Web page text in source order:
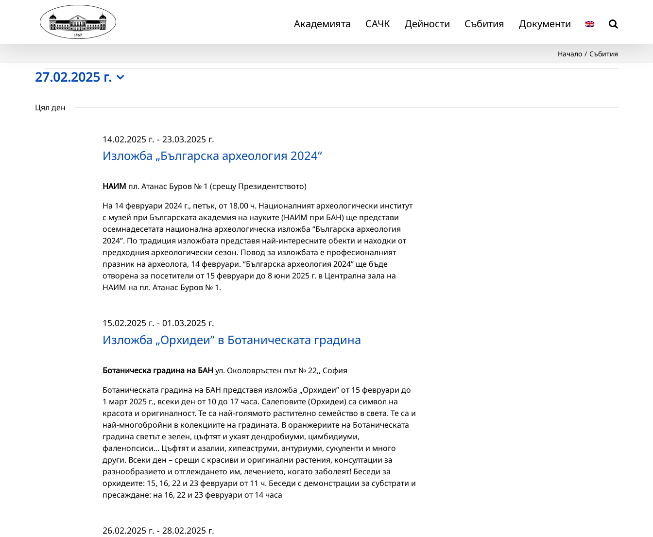
Академията САЧК Дейности Събития Документи
Начало Събития
Събития
for
27.02.2025 г.
date.
Цял ден
Изложба „Българска археология 2024“
14.02.2025 г. - 23.03.2025 г.
НАИМ пл. Атанас Буров № 1 (срещу Президентството)
На 14 февруари 2024 г., петък, от 18.00 ч. Националният археологически институт
с музей при Българската академия на науките (НАИМ при БАН) ще представи
осемнадесетата национална археологическа изложба “Българска археология
2024”. По традиция изложбата представя най-интересните обекти и находки от
предходния археологически сезон. Повод за изложбата е професионалният
празник на археолога, 14 февруари. “Българска археология 2024” ще бъде
отворена за посетители от 15 февруари до 8 юни 2025 г. в Централна зала на
НАИМ на пл. Атанас Буров № 1.
Изложба „Орхидеи” в Ботаническата градина
15.02.2025 г. - 01.03.2025 г.
Ботаническа градина на БАН ул. Околовръстен път № 22,, София
Ботаническата градина на БАН представя изложба „Орхидеи” от 15 февруари до
1 март 2025 г., всеки ден от 10 до 17 часа. Салеповите (Орхидеи) са символ на
красота и оригиналност. Те са най-голямото растително семейство в света. Те са и
най-многобройни в колекциите на градината. В оранжериите на Ботаническата
градина светът е зелен, цъфтят и ухаят дендробиуми, цимбидиуми,
фаленопсиси... Цъфтят и азалии, хипеаструми, антуриуми, сукуленти и много
други. Всеки ден – срещи с красиви и оригинални растения, консултации за
разнообразието и отглеждането им, лечението, когато заболеят! Беседи за
орхидеите: 15, 16, 22 и 23 февруари от 11 ч. Беседи с демонстрации за субстрати и
пресаждане: на 16, 22 и 23 февруари от 14 часа
26.02.2025 г. - 28.02.2025 г.